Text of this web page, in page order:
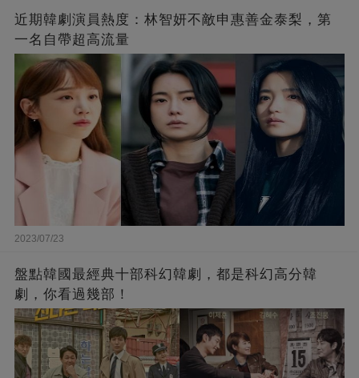
近期韓劇演員熱度：林智妍不敵申惠善金泰梨，第
一名自帶超高流量
2023/07/23
盤點韓國最經典十部科幻韓劇，都是科幻高分韓
劇，你看過幾部！